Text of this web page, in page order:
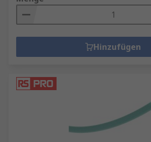
Hinzufügen